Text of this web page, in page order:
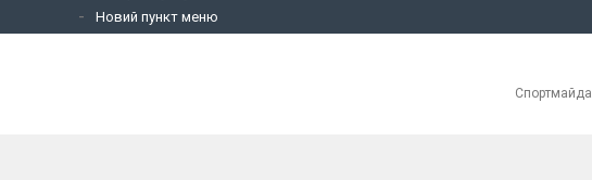
Новий пункт меню